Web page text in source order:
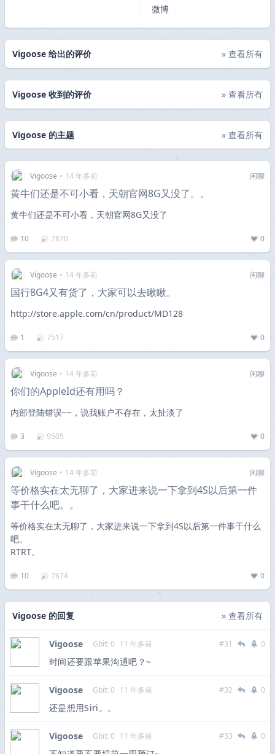
微博
Vigoose 给出的评价 » 查看所有
Vigoose 收到的评价 » 查看所有
Vigoose 的主题 » 查看所有
Vigoose • 14 年多前 闲聊
黄牛们还是不可小看，天朝官网8G又没了。。
黄牛们还是不可小看，天朝官网8G又没了
10 7870 0
Vigoose • 14 年多前 闲聊
国行8G4又有货了，大家可以去瞅瞅。
http://store.apple.com/cn/product/MD128
1 7517 0
Vigoose • 14 年多前 闲聊
你们的AppleId还有用吗？
内部登陆错误~~，说我账户不存在，太扯淡了
3 9505 0
Vigoose • 14 年多前 闲聊
等价格实在太无聊了，大家进来说一下拿到4S以后第一件
事干什么吧。。
等价格实在太无聊了，大家进来说一下拿到4S以后第一件事干什么
吧。
RTRT。
10 7674 0
Vigoose 的回复 » 查看所有
Vigoose Gbit: 0 11 年多前 #31 0
时间还要跟苹果沟通吧？~
Vigoose Gbit: 0 11 年多前 #32 0
还是想用Siri。。
Vigoose Gbit: 0 11 年多前 #33 0